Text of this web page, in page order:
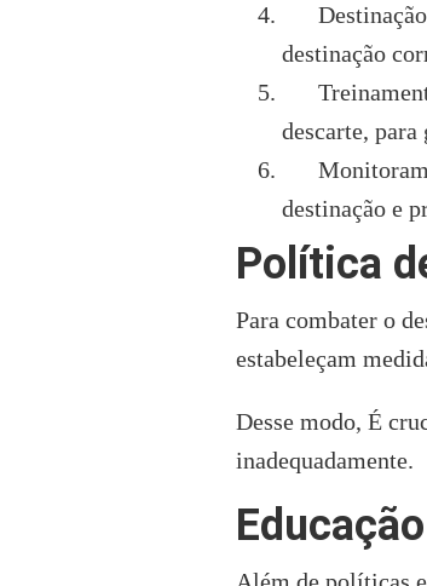
Destinação
destinação
descarte, para
destinação e
Política
Para combater o
estabeleçam
Desse modo, É
inadequadamente.